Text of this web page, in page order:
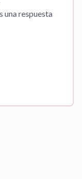
respuesta